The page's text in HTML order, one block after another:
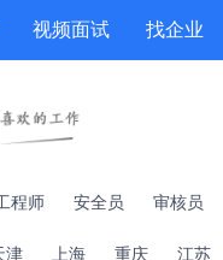
视频面试 找企业
程师 安全员 审核员
津 上海 重庆 江苏